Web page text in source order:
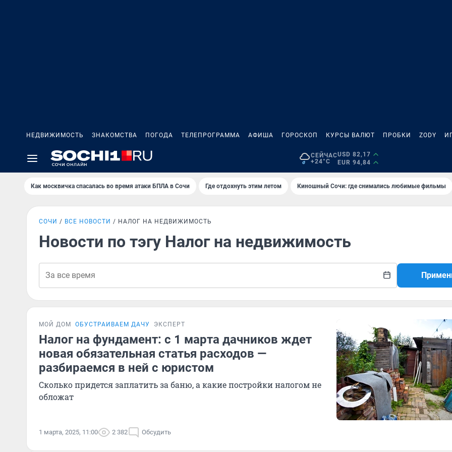
НЕДВИЖИМОСТЬ ЗНАКОМСТВА ПОГОДА ТЕЛЕПРОГРАММА АФИША ГОРОСКОП КУРСЫ ВАЛЮТ ПРОБКИ ZODY
СЕЙЧАС
+24°C
USD 82,17
EUR 94,84
Как москвичка спасалась во время атаки БПЛА в Сочи Где отдохнуть этим летом Киношный Сочи: где снимались любимые фильмы
СОЧИ ВСЕ НОВОСТИ НАЛОГ НА НЕДВИЖИМОСТЬ
Новости по тэгу Налог на недвижимость
МОЙ ДОМ ОБУСТРАИВАЕМ ДАЧУ ЭКСПЕРТ
Налог на фундамент: с 1 марта дачников ждет
новая обязательная статья расходов —
разбираемся в ней с юристом
Сколько придется заплатить за баню, а какие постройки налогом не
обложат
1 марта, 2025, 11:00 2 382 Обсудить